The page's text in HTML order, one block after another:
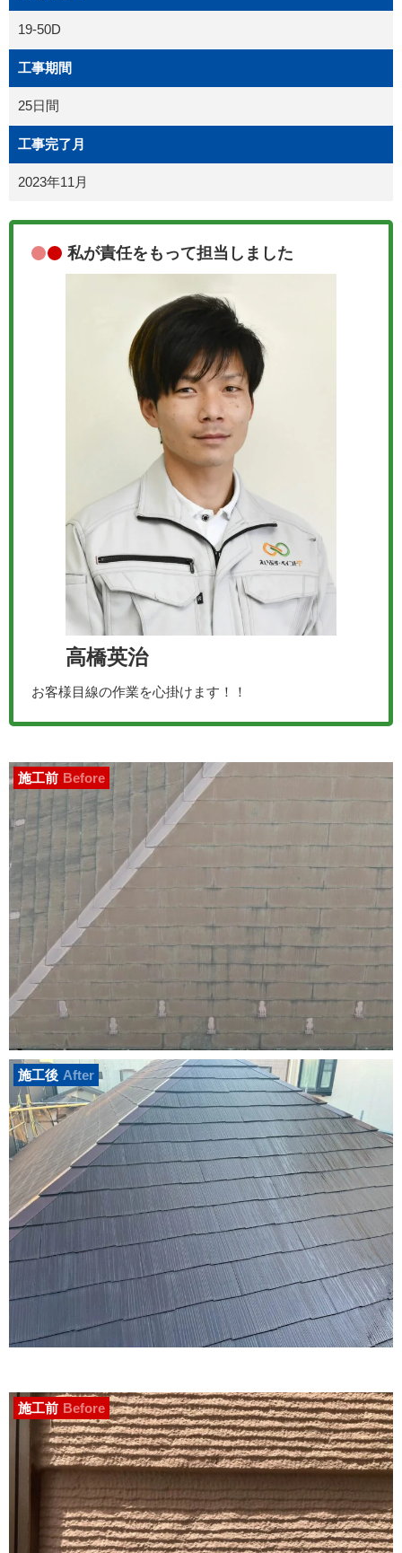
19-50D
工事期間
25日間
工事完了月
2023年11月
私が責任をもって担当しました
高橋英治
お客様目線の作業を心掛けます！！
施工前 Before
施工後 After
施工前 Before